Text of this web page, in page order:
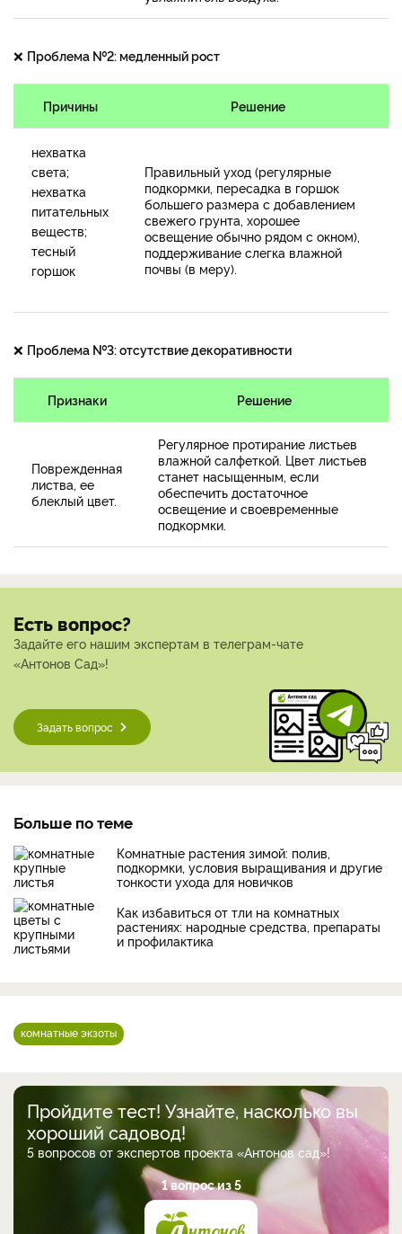
❌ Проблема №2: медленный рост
Причины Решение
нехватка
света;
нехватка
питательных
веществ;
тесный
горшок
Правильный уход (регулярные
подкормки, пересадка в горшок
большего размера с добавлением
свежего грунта, хорошее
освещение обычно рядом с окном),
поддерживание слегка влажной
почвы (в меру).
❌ Проблема №3: отсутствие декоративности
Признаки Решение
Поврежденная
листва, ее
блеклый цвет.
Регулярное протирание листьев
влажной салфеткой. Цвет листьев
станет насыщенным, если
обеспечить достаточное
освещение и своевременные
подкормки.
Есть вопрос?
Задайте его нашим экспертам в телеграм-чате
«Антонов Сад»!
Задать вопрос
Больше по теме
Комнатные растения зимой: полив,
подкормки, условия выращивания и другие
тонкости ухода для новичков
Как избавиться от тли на комнатных
растениях: народные средства, препараты
и профилактика
комнатные экзоты
Пройдите тест! Узнайте, насколько вы
хороший садовод!
5 вопросов от экспертов проекта «Антонов сад»!
1 вопрос из 5